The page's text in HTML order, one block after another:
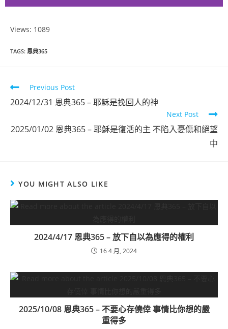
Views: 1089
TAGS: 恩典365
Previous Post
2024/12/31 恩典365 – 耶穌是挽回人的神
Next Post
2025/01/02 恩典365 – 耶穌是復活的主 不陷入憂傷和絕望
中
YOU MIGHT ALSO LIKE
2024/4/17 恩典365 – 放下自以為應得的權利
16 4 月, 2024
2025/10/08 恩典365 – 不要心存僥倖 事情比你想的嚴
重得多